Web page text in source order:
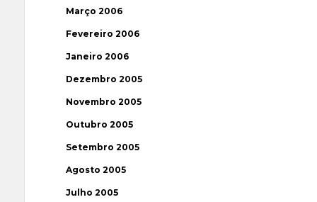
Março 2006
Fevereiro 2006
Janeiro 2006
Dezembro 2005
Novembro 2005
Outubro 2005
Setembro 2005
Agosto 2005
Julho 2005